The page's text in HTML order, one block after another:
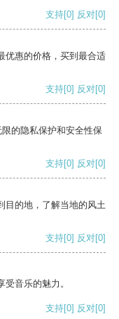
支持[0] 反对[0]
优惠的价格，买到最合适
支持[0] 反对[0]
的隐私保护和安全性保
支持[0] 反对[0]
目的地，了解当地的风土
支持[0] 反对[0]
音乐的魅力。
支持[0] 反对[0]